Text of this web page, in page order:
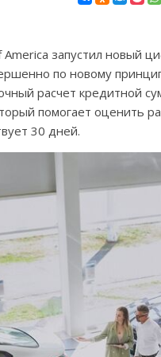
запустил новый
по новому
расчет кредитной
помогает оценить
30 дней.